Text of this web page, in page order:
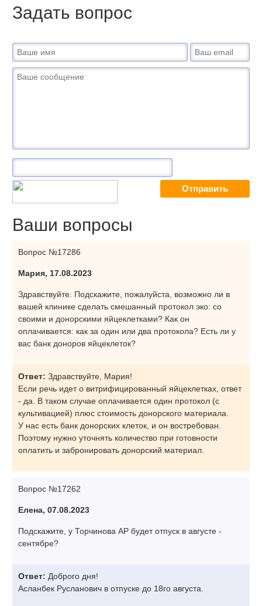
Задать вопрос
Ваши вопросы
Вопрос №17286
Мария, 17.08.2023
Здравствуйте. Подскажите, пожалуйста, возможно ли в
вашей клинике сделать смешанный протокол эко: со
своими и донорскими яйцеклетками? Как он
оплачивается: как за один или два протокола? Есть ли у
вас банк доноров яйцеклеток?
Ответ: Здравствуйте, Мария!
Если речь идет о витрифицированный яйцеклетках, ответ
- да. В таком случае оплачивается один протокол (с
культивацией) плюс стоимость донорского материала.
У нас есть банк донорских клеток, и он востребован.
Поэтому нужно уточнять количество при готовности
оплатить и забронировать донорский материал.
Вопрос №17262
Елена, 07.08.2023
Подскажите, у Торчинова АР будет отпуск в августе -
сентябре?
Ответ: Доброго дня!
Асланбек Русланович в отпуске до 18го августа.